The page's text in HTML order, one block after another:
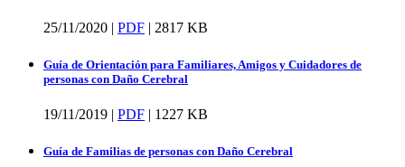
25/11/2020 | PDF | 2817 KB
Guía de Orientación para Familiares, Amigos y Cuidadores de
personas con Daño Cerebral
19/11/2019 | PDF | 1227 KB
Guía de Familias de personas con Daño Cerebral